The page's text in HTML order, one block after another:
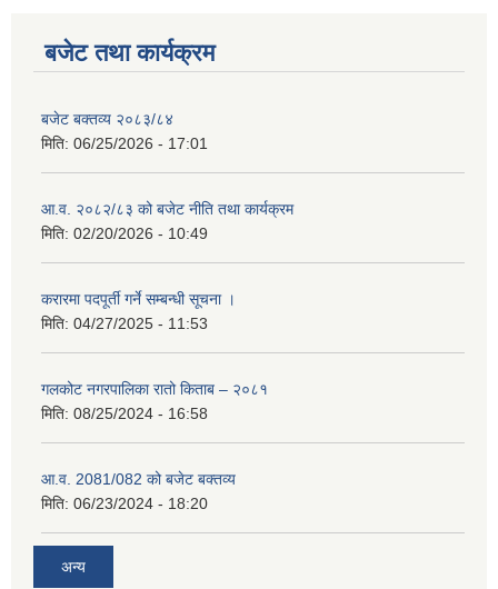
बजेट तथा कार्यक्रम
बजेट बक्तव्य २०८३/८४
मिति: 06/25/2026 - 17:01
आ.व. २०८२/८३ को बजेट नीति तथा कार्यक्रम
मिति: 02/20/2026 - 10:49
करारमा पदपूर्ती गर्ने सम्बन्धी सूचना ।
मिति: 04/27/2025 - 11:53
गलकोट नगरपालिका रातो किताब – २०८१
मिति: 08/25/2024 - 16:58
आ.व. 2081/082 को बजेट बक्तव्य
मिति: 06/23/2024 - 18:20
अन्य